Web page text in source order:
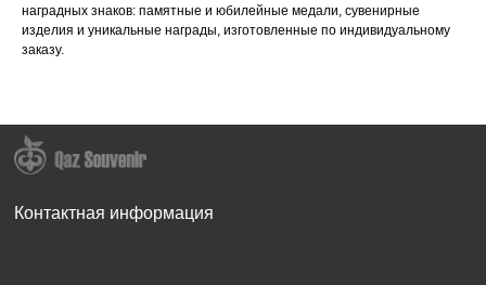
наградных знаков: памятные и юбилейные медали, сувенирные
изделия и уникальные награды, изготовленные по индивидуальному
заказу.
Контактная информация